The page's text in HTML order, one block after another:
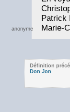
Patrick
Marie-
Définition
Don Jon